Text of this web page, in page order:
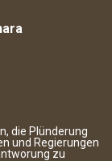
die Plünderung
und Regierungen
zu